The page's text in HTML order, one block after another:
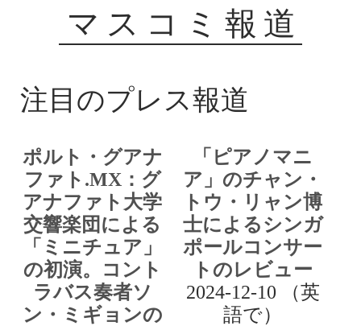
マスコミ報道
注目のプレス報道
ポルト・グアナ
ファト.MX：グ
アナファト大学
交響楽団による
「ミニチュア」
の初演。コント
ラバス奏者ソ
ン・ミギョンの
「ピアノマニ
ア」のチャン・
トウ・リャン博
士によるシンガ
ポールコンサー
トのレビュー
2024-12-10 （英
語で）